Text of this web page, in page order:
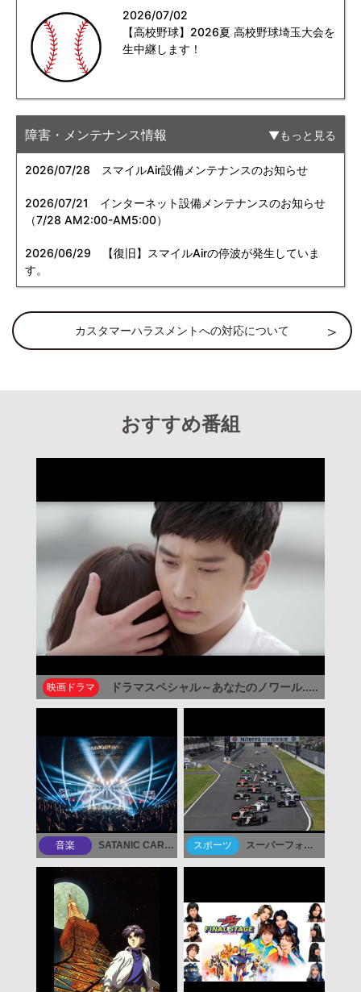
2026/07/02
【高校野球】2026夏 高校野球埼玉大会を
生中継します！
障害・メンテナンス情報 もっと見る
2026/07/28 スマイルAir設備メンテナンスのお知らせ
2026/07/21
インターネット設備メンテナンスのお知らせ
（7/28 AM2:00-AM5:00）
2026/06/29 【復旧】スマイルAirの停波が発生していま
す。
カスタマーハラスメントへの対応について
おすすめ番組